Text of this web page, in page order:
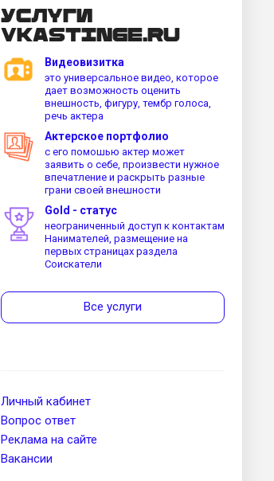
Услуги
vkastinge.ru
Видеовизитка
это универсальное видео, которое
дает возможность оценить
внешность, фигуру, тембр голоса,
речь актера
Актерское портфолио
с его помошью актер может
заявить о себе, произвести нужное
впечатление и раскрыть разные
грани своей внешности
Gold - статус
неограниченный доступ к контактам
Нанимателей, размещение на
первых страницах раздела
Соискатели
Все услуги
Личный кабинет
Вопрос ответ
Реклама на сайте
Вакансии